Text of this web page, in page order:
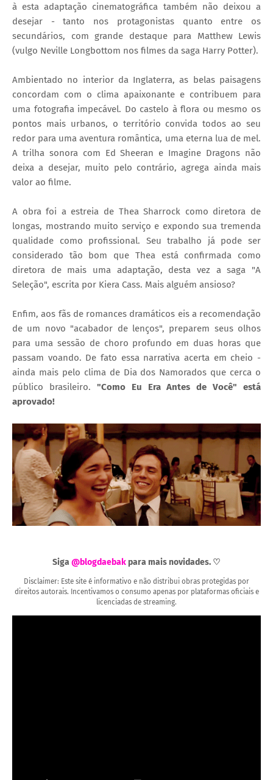
à esta adaptação cinematográfica também não deixou a
desejar - tanto nos protagonistas quanto entre os
secundários, com grande destaque para Matthew Lewis
(vulgo Neville Longbottom nos filmes da saga Harry Potter).
Ambientado no interior da Inglaterra, as belas paisagens
concordam com o clima apaixonante e contribuem para
uma fotografia impecável. Do castelo à flora ou mesmo os
pontos mais urbanos, o território convida todos ao seu
redor para uma aventura romântica, uma eterna lua de mel.
A trilha sonora com Ed Sheeran e Imagine Dragons não
deixa a desejar, muito pelo contrário, agrega ainda mais
valor ao filme.
A obra foi a estreia de Thea Sharrock como diretora de
longas, mostrando muito serviço e expondo sua tremenda
qualidade como profissional. Seu trabalho já pode ser
considerado tão bom que Thea está confirmada como
diretora de mais uma adaptação, desta vez a saga "A
Seleção", escrita por Kiera Cass. Mais alguém ansioso?
Enfim, aos fãs de romances dramáticos eis a recomendação
de um novo "acabador de lenços", preparem seus olhos
para uma sessão de choro profundo em duas horas que
passam voando. De fato essa narrativa acerta em cheio -
ainda mais pelo clima de Dia dos Namorados que cerca o
público brasileiro. "Como Eu Era Antes de Você" está
aprovado!
Siga @blogdaebak para mais novidades. ♡
Disclaimer: Este site é informativo e não distribui obras protegidas por
direitos autorais. Incentivamos o consumo apenas por plataformas oficiais e
licenciadas de streaming.